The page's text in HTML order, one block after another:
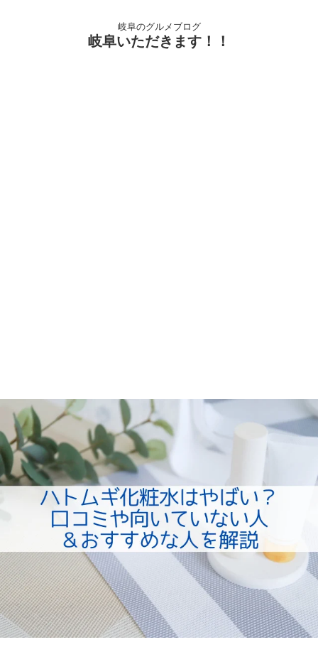
岐阜のグルメブログ
岐阜いただきます！！